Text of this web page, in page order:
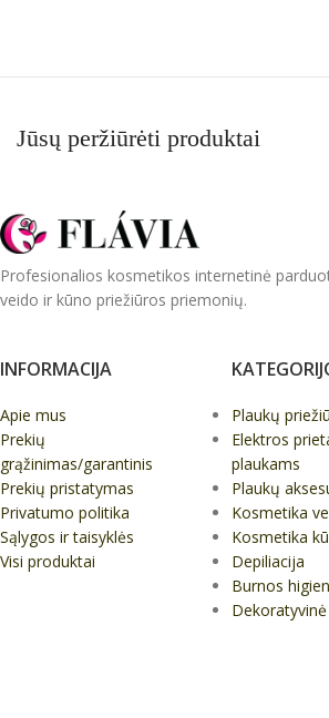
Jūsų peržiūrėti produktai
Profesionalios kosmetikos internetinė
veido ir kūno priežiūros priemonių.
INFORMACIJA
Apie mus
Prekių
grąžinimas/garantinis
Prekių pristatymas
Privatumo politika
Sąlygos ir taisyklės
Visi produktai
Plaukų
Elektros
plaukams
Plaukų
Kosmetika
Kosmetika
Depiliacija
Burnos